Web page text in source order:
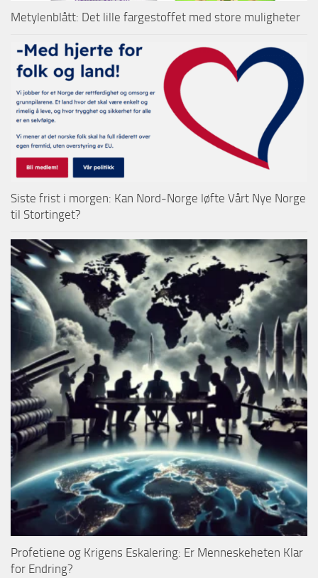
Metylenblått: Det lille fargestoffet med store muligheter
Siste frist i morgen: Kan Nord-Norge løfte Vårt Nye Norge
til Stortinget?
Profetiene og Krigens Eskalering: Er Menneskeheten Klar
for Endring?